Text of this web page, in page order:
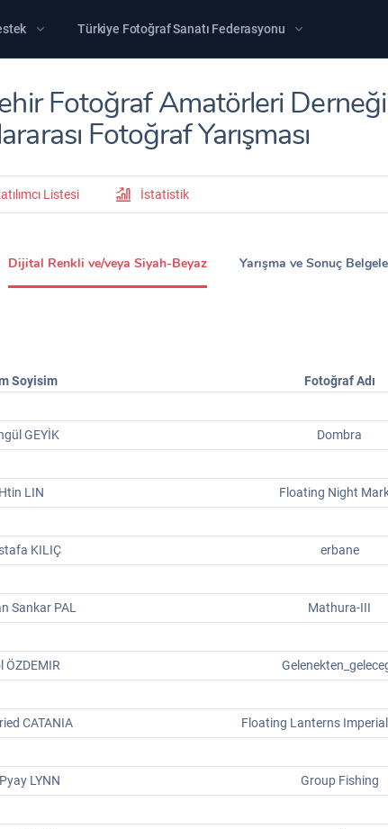
Türkiye Fotoğraf Sanatı Federasyonu
Fotoğraf Amatörleri
Fotoğraf Yarışması
Listesi İstatistik
Dijital Renkli ve/veya Siyah-Beyaz Yarışma ve Sonuç
Soyisim Fotoğraf Adı
GEYİK
Dombra
Htin LIN
Floating Night
KILIÇ
erbane
Sankar PAL
Mathura-III
ÖZDEMIR
CATANIA
Floating Lanterns
LYNN
Group Fishing